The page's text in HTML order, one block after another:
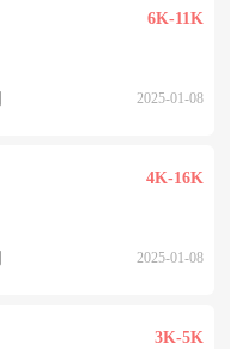
6K-11K
2025-01-08
4K-16K
2025-01-08
3K-5K